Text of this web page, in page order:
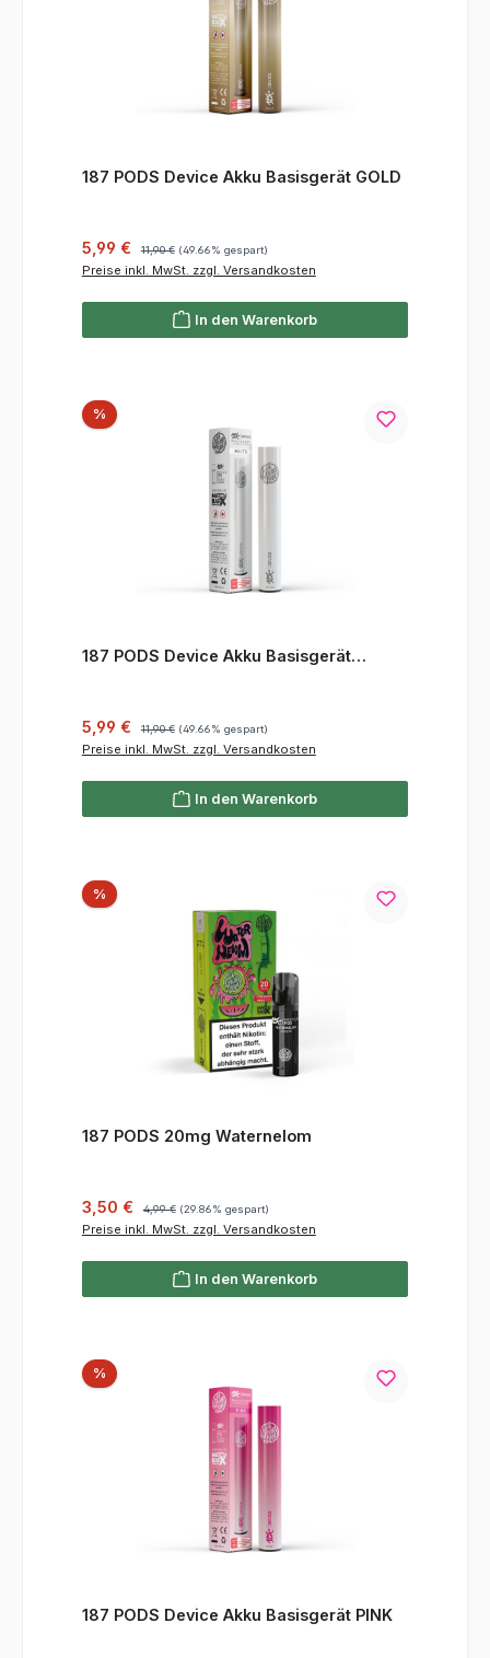
187 PODS Device Akku Basisgerät GOLD
Verkaufspreis:
5,99 € 11,90 € (49.66% gespart)
Preise inkl. MwSt. zzgl. Versandkosten
In den Warenkorb
%Rabatt
187 PODS Device Akku Basisgerät
Verkaufspreis:
5,99 € Regulärer Preis:
11,90 € (49.66% gespart)
Preise inkl. MwSt. zzgl. Versandkosten
In den Warenkorb
%Rabatt
187 PODS 20mg Waternelom
Verkaufspreis:
3,50 € 4,99 € (29.86% gespart)
Preise inkl. MwSt. zzgl. Versandkosten
In den Warenkorb
%Rabatt
187 PODS Device Akku Basisgerät PINK